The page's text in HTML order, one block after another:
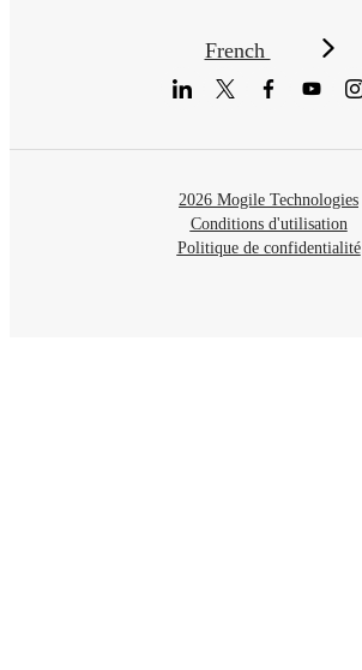
French
2026 Mogile Technologies
Conditions d'utilisation
Politique de confidentialité